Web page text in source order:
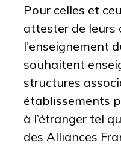
Pour celles et
attester de leurs
l'enseignement
souhaitent
structures
établissements
à l’étranger tel
des Alliances